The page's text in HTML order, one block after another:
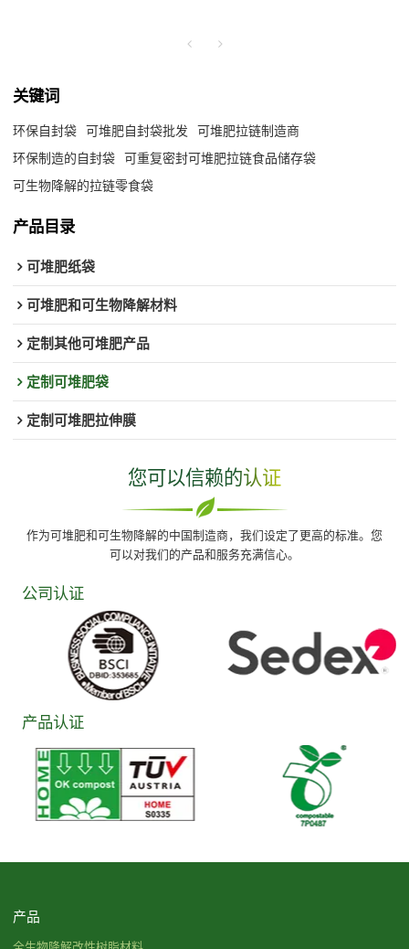
关键词
环保自封袋 可堆肥自封袋批发 可堆肥拉链制造商
环保制造的自封袋 可重复密封可堆肥拉链食品储存袋
可生物降解的拉链零食袋
产品目录
可堆肥纸袋
可堆肥和可生物降解材料
定制其他可堆肥产品
定制可堆肥袋
定制可堆肥拉伸膜
您可以信赖的认证
作为可堆肥和可生物降解的中国制造商，我们设定了更高的标准。您
可以对我们的产品和服务充满信心。
公司认证
产品认证
产品